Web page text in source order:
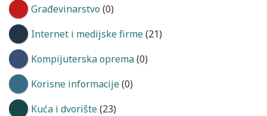
Građevinarstvo (0)
Internet i medijske firme(21)
Kompijuterska oprema(0)
Korisne informacije(0)
Kuća i dvorište(23)